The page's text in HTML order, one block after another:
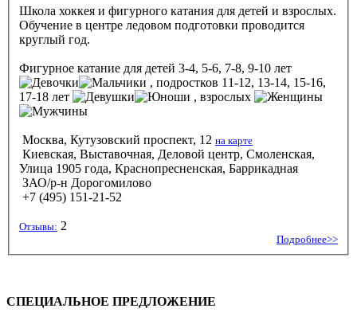
Школа хоккея и фигурного катания для детей и взрослых.
Обучение в центре ледовом подготовки проводится
круглый год.
Фигурное катание для детей 3-4, 5-6, 7-8, 9-10 лет
, подростков 11-12, 13-14, 15-16,
17-18 лет
, взрослых
Москва, Кутузовский проспект, 12 на карте
Киевская, Выставочная, Деловой центр, Смоленская,
Улица 1905 года, Краснопресненская, Баррикадная
ЗАО/р-н Дорогомилово
+7 (495) 151-21-52
Отзывы: 2
Подробнее>>
СПЕЦИАЛЬНОЕ ПРЕДЛОЖЕНИЕ